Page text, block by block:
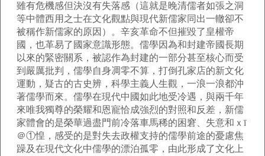
雖有危機感但決沒有失落感（這就是晚清儒者如張之洞
等中體西用之士在文化觀點與現代新儒家同出一轍卻不
被稱作新儒家的原因）。辛亥革命不但摧毀了皇權帝
國，也革易了國家意識形態。儒學因為和封建帝國長期
以來的緊密關系，被認作為封建的一部分甚至核心而受
到嚴厲批判，儒學自身凋零不算，打倒孔家店的新文化
運動，疑古的古史辨，科學主義人生觀，一浪一浪都沖
著儒學而來。儒學在現代中國如此地受冷遇，與兩千年
來唯我獨尊的榮耀和恩寵恰成強烈的對照和反差，新儒
家體會的是榮華過盡門前冷落車馬稀的困窘、失意和ｘī
＠①惶，感受的是對失去政權支持的儒學前途的憂慮焦
躁及在現代文化中儒學的漂泊孤零，由此形成了文化上